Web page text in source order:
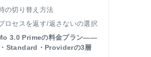
の切り替え方法
ロセスを返す/返さないの選択
3.0 Primeの料金プラン——
Standard・Providerの3層